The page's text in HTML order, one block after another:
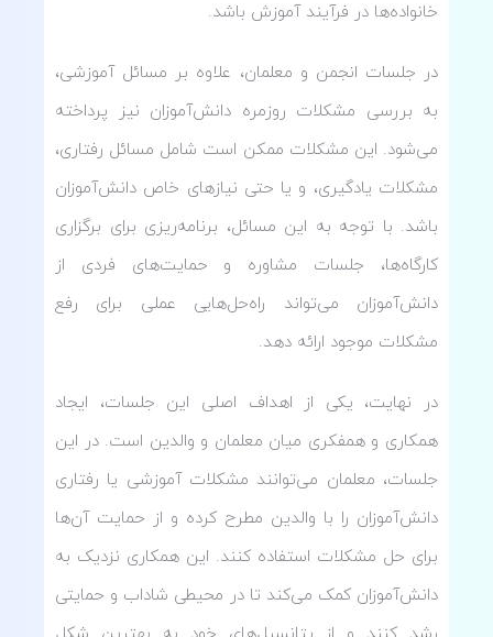
خانواده‌ها در فرآیند آموزش باشد.
در جلسات انجمن و معلمان، علاوه بر مسائل آموزشی،
به بررسی مشکلات روزمره دانش‌آموزان نیز پرداخته
می‌شود. این مشکلات ممکن است شامل مسائل رفتاری،
مشکلات یادگیری، و یا حتی نیازهای خاص دانش‌آموزان
باشد. با توجه به این مسائل، برنامه‌ریزی برای برگزاری
کارگاه‌ها، جلسات مشاوره و حمایت‌های فردی از
دانش‌آموزان می‌تواند راه‌حل‌هایی عملی برای رفع
مشکلات موجود ارائه دهد.
در نهایت، یکی از اهداف اصلی این جلسات، ایجاد
همکاری و همفکری میان معلمان و والدین است. در این
جلسات، معلمان می‌توانند مشکلات آموزشی یا رفتاری
دانش‌آموزان را با والدین مطرح کرده و از حمایت آن‌ها
برای حل مشکلات استفاده کنند. این همکاری نزدیک به
دانش‌آموزان کمک می‌کند تا در محیطی شاداب و حمایتی